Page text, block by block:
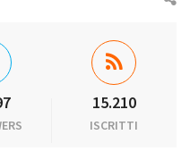
15.210
ISCRITTI